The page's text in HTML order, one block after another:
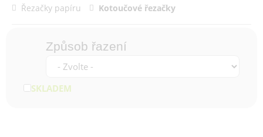
Řezačky papíru
Kotoučové řezačky
Způsob řazení
SKLADEM